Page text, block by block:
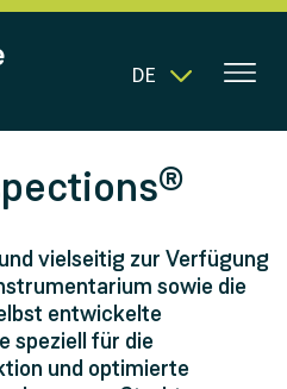
DE
vielseitig zur Verfügung
sowie die
entwickelte
speziell für die
und optimierte